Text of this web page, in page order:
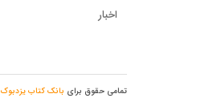
اخبار
تمامی حقوق برای بانک کتاب یزدبوک